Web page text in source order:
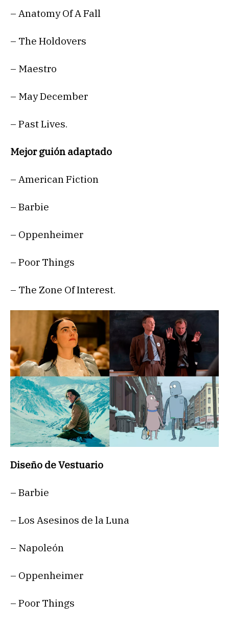
– Anatomy Of A Fall
– The Holdovers
– Maestro
– May December
– Past Lives.
Mejor guión adaptado
– American Fiction
– Barbie
– Oppenheimer
– Poor Things
– The Zone Of Interest.
Diseño de Vestuario
– Barbie
– Los Asesinos de la Luna
– Napoleón
– Oppenheimer
– Poor Things